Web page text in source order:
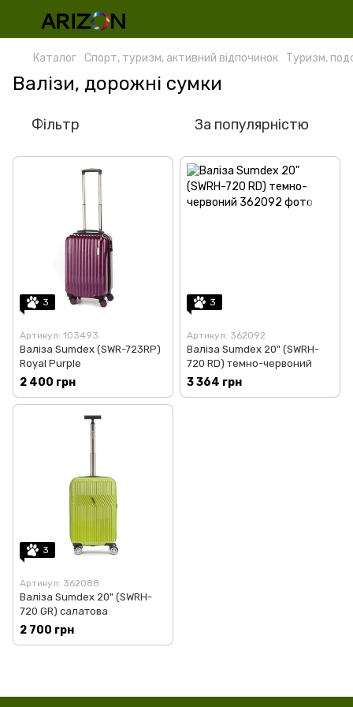
Каталог Спорт, туризм, активний відпочинок Туризм,
Валізи, дорожні сумки
Фільтр За популярністю
3
Артикул: 103493
Валіза Sumdex (SWR-723RP)
Royal Purple
2 400 грн
3
Артикул: 362092
Валіза Sumdex 20" (SWRH-
720 RD) темно-червоний
3 364 грн
3
Артикул: 362088
Валіза Sumdex 20" (SWRH-
720 GR) салатова
2 700 грн